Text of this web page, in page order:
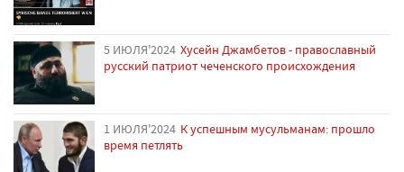
5 ИЮЛЯ'2024 Хусейн Джамбетов - православный
русский патриот чеченского происхождения
1 ИЮЛЯ'2024 К успешным мусульманам: прошло
время петлять